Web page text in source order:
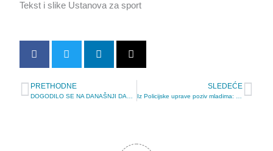
Tekst i slike Ustanova za sport
Prev
PRETHODNE SLEDEĆE